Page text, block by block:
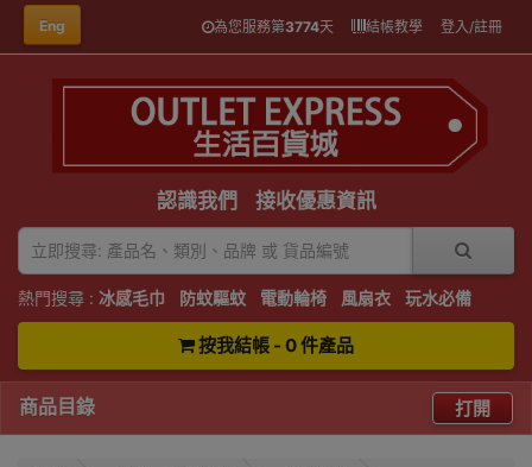
Eng 為您服務第3774天 結帳教學 登入/註冊
認識我們 接收優惠資訊
熱門搜尋 : 冰感毛巾 防蚊驅蚊 電動輪椅 風扇衣 玩水必備
按我結帳 - 0 件產品
商品目錄 打開